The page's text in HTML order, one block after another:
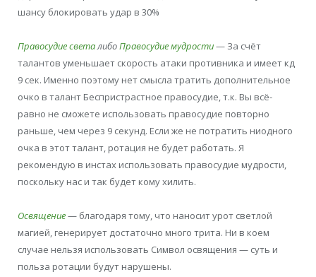
шансу блокировать удар в 30%
Правосудие светалибоПравосудие мудрости— За счёт
талантов уменьшает скорость атаки противника и имеет кд
9 сек. Именно поэтому нет смысла тратить дополнительное
очко в талант Беспристрастное правосудие, т.к. Вы всё-
равно не сможете использовать правосудие повторно
раньше, чем через 9 секунд. Если же не потратить ниодного
очка в этот талант, ротация не будет работать. Я
рекомендую в инстах использовать правосудие мудрости,
поскольку нас и так будет кому хилить.
Освящение— благодаря тому, что наносит урот светлой
магией, генерирует достаточно много трита. Ни в коем
случае нельзя использовать Символ освящения — суть и
польза ротации будут нарушены.